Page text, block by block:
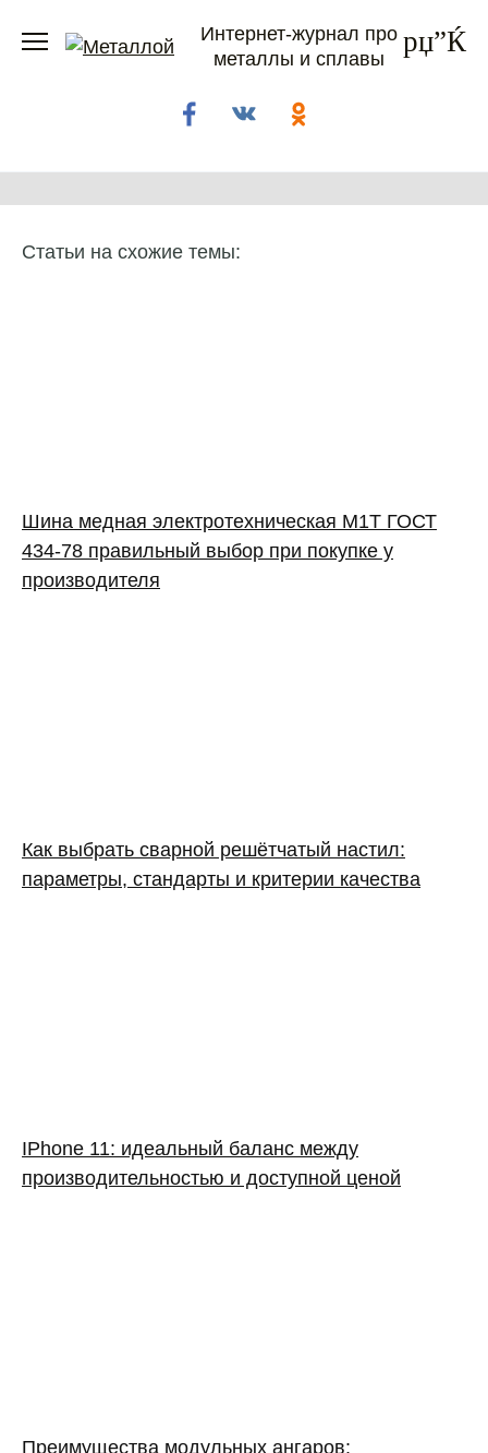
Интернет-журнал про
металлы и сплавы
Статьи на схожие темы:
Шина медная электротехническая М1Т ГОСТ
434-78 правильный выбор при покупке у
производителя
Как выбрать сварной решётчатый настил:
параметры, стандарты и критерии качества
IPhone 11: идеальный баланс между
производительностью и доступной ценой
Преимущества модульных ангаров: